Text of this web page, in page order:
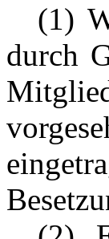
(1)
durch